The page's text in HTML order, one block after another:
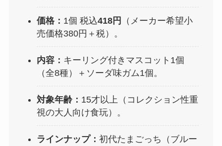
価格： 1個 税込418円
（メーカー希望小
売価格380円＋税）。
内容： キーリング付きマスコット1個
（全8種）＋ソーダ味ガム1個。
対象年齢： 15才以上（コレクション性重
視の大人向け食玩）。
ラインナップ： 初代たまごっち（ブルー